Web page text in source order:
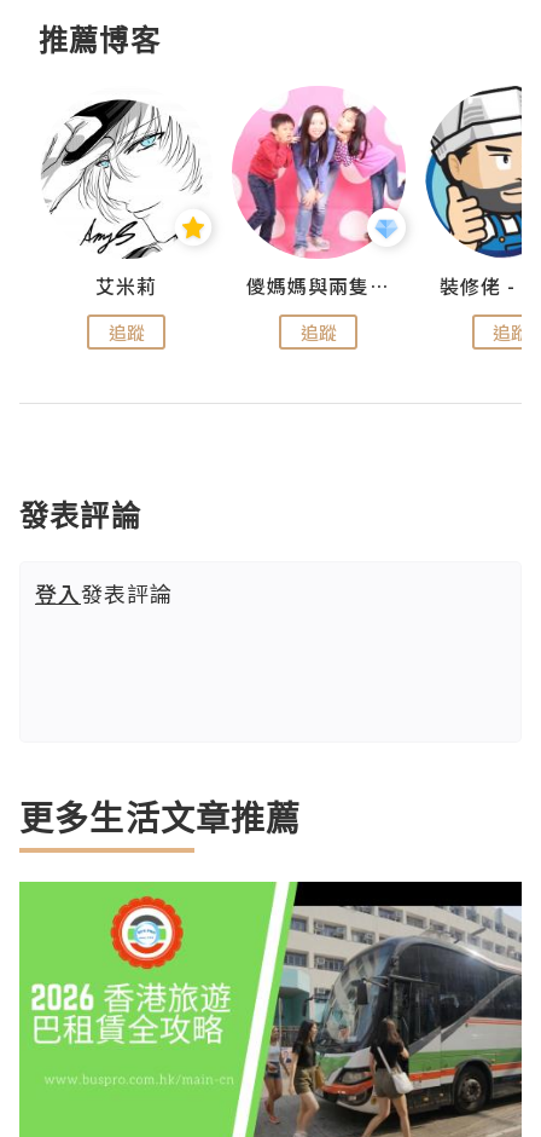
推薦博客
艾米莉
追蹤
儍媽媽與兩隻小魔怪之家
追蹤 追蹤
發表評論
登入發表評論
更多生活文章推薦